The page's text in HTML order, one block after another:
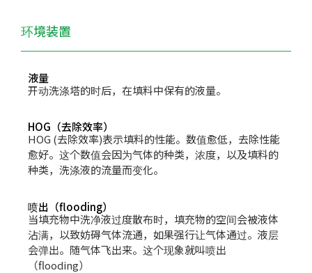
环境装置
液量
开动洗涤塔的时后，在填料中保有的液量。
HOG（去除效率）
HOG (去除效率)表示填料的性能。数值愈低，去除性能
愈好。这个数值会因为气体的种类，浓度，以及填料的
种类，洗涤液的流量而变化。
喷出（flooding）
当填充物中洗净液过度散布时，填充物的空间会被液体
沾满，以致妨碍气体流通，如果强行让气体通过。液层
会弹出。随气体飞出来。这个现象就叫喷出
（flooding）